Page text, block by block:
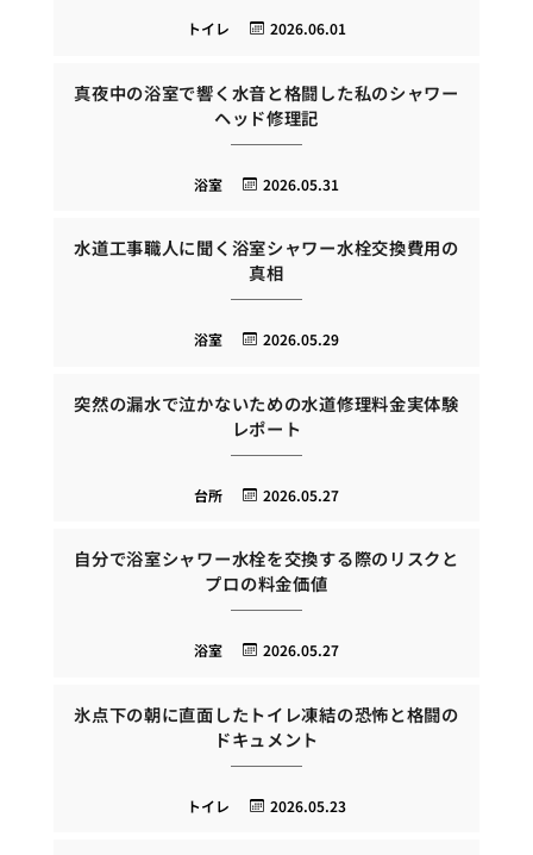
2026.06.01
トイレ
真夜中の浴室で響く水音と格闘した私のシャワー
ヘッド修理記
2026.05.31
浴室
水道工事職人に聞く浴室シャワー水栓交換費用の
真相
2026.05.29
浴室
突然の漏水で泣かないための水道修理料金実体験
レポート
2026.05.27
台所
自分で浴室シャワー水栓を交換する際のリスクと
プロの料金価値
2026.05.27
浴室
氷点下の朝に直面したトイレ凍結の恐怖と格闘の
ドキュメント
2026.05.23
トイレ